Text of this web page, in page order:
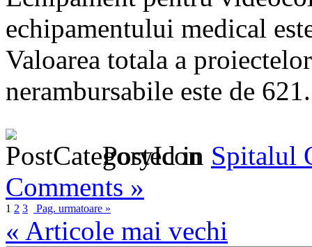
echipamentului medical
Valoarea totala a
nerambursabile este de
Posted in Spitalul
Comments »
1 2 3 Pag. urmatoare »
« Articole mai vechi